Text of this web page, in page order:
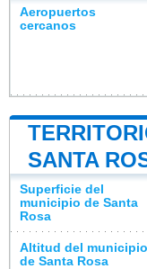
Aeropuertos
cercanos
SANTA
Superficie del
municipio de Santa
Rosa
Altitud del municipio
de Santa Rosa